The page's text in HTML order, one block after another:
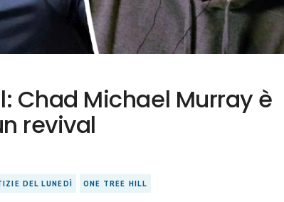
Chad Michael Murray è
revival
DEL LUNEDÌ ONE TREE HILL